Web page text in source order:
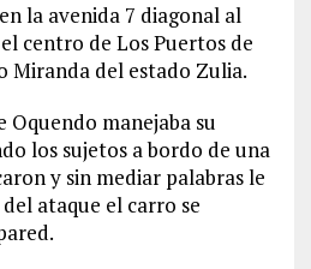
la avenida 7 diagonal al
centro de Los Puertos de
Miranda del estado Zulia.
Oquendo manejaba su
los sujetos a bordo de una
y sin mediar palabras le
ataque el carro se